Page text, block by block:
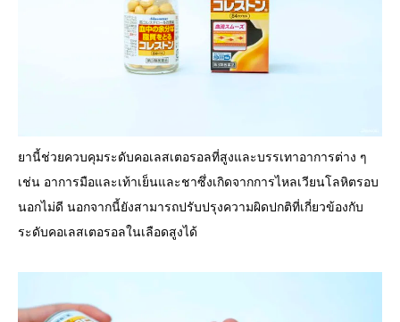
ยานี้ช่วยควบคุมระดับคอเลสเตอรอลที่สูงและบรรเทาอาการต่าง ๆ
เช่น อาการมือและเท้าเย็นและชาซึ่งเกิดจากการไหลเวียนโลหิตรอบ
นอกไม่ดี นอกจากนี้ยังสามารถปรับปรุงความผิดปกติที่เกี่ยวข้องกับ
ระดับคอเลสเตอรอลในเลือดสูงได้